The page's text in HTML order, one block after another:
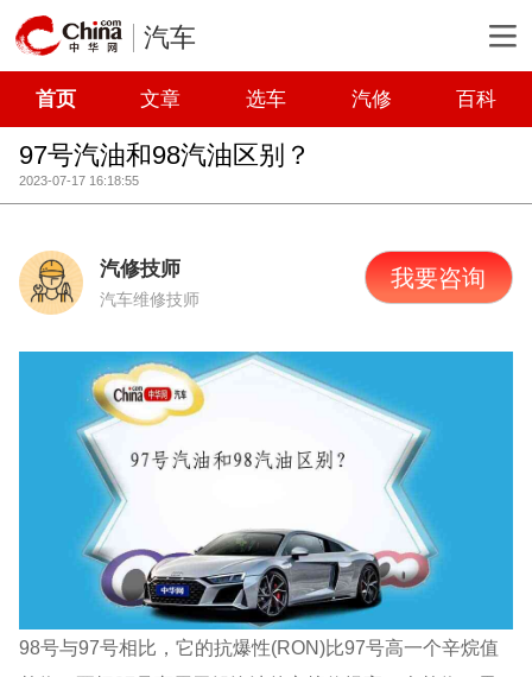
汽车
首页 文章 选车 汽修 百科
97号汽油和98汽油区别？
2023-07-17 16:18:55
汽修技师
汽车维修技师
我要咨询
98号与97号相比，它的抗爆性(RON)比97号高一个辛烷值